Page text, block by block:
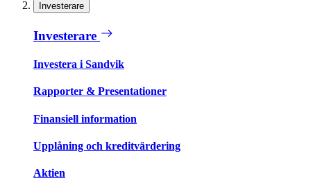
Investerare
Investerare
Investera i Sandvik
Rapporter & Presentationer
Finansiell information
Upplåning och kreditvärdering
Aktien